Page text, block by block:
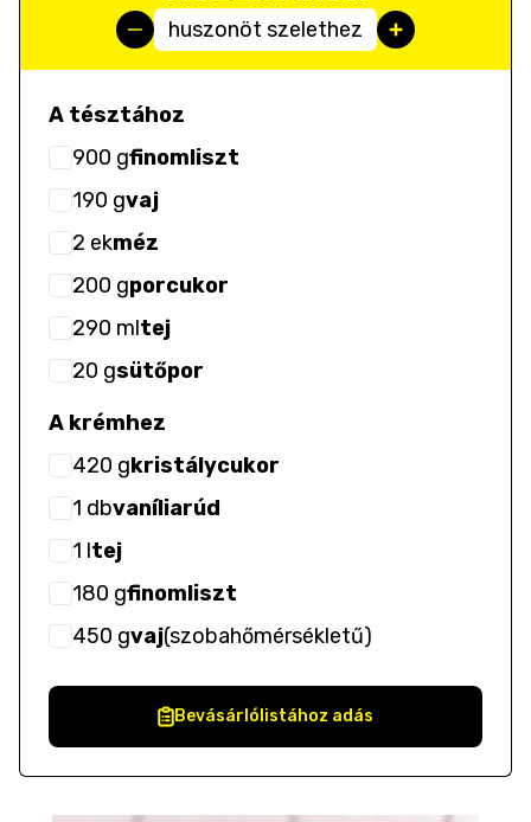
huszonöt szelethez
A tésztához
900 gfinomliszt
190 gvaj
2 ekméz
200 gporcukor
290 mltej
20 gsütőpor
A krémhez
420 gkristálycukor
1 dbvaníliarúd
1 ltej
180 gfinomliszt
450 gvaj(szobahőmérsékletű)
Bevásárlólistához adás